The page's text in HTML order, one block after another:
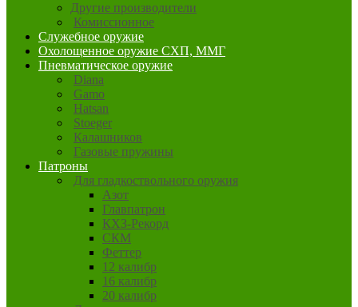
Другие производители
Комиссионное
Служебное оружие
Охолощенное оружие СХП, ММГ
Пневматическое оружие
Diana
Gamo
Hatsan
Stoeger
Калашников
Газовые пружины
Патроны
Для гладкоствольного оружия
Азот
Главпатрон
КХЗ-Рекорд
СКМ
Феттер
12 калибр
16 калибр
20 калибр